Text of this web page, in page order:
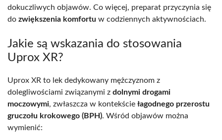
dokuczliwych objawów. Co więcej, preparat przyczynia się
do zwiększenia komfortu w codziennych aktywnościach.
Jakie są wskazania do stosowania
Uprox XR?
Uprox XR to lek dedykowany mężczyznom z
dolegliwościami związanymi z dolnymi drogami
moczowymi, zwłaszcza w kontekście łagodnego przerostu
gruczołu krokowego (BPH). Wśród objawów można
wymienić: